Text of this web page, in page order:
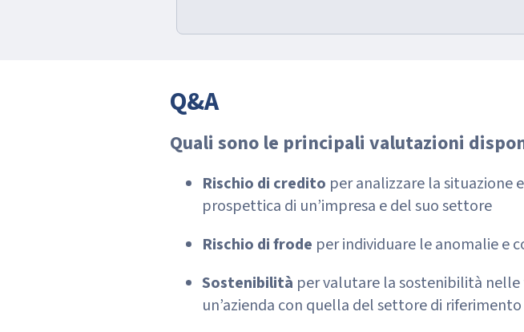
Q&A
Quali sono le principali valutazioni
Rischio di credito per analizzare la situazione
prospettica di un’impresa e del suo settore
Rischio di frode per individuare le anomalie e
Sostenibilità per valutare la sostenibilità nelle
un’azienda con quella del settore di riferimento